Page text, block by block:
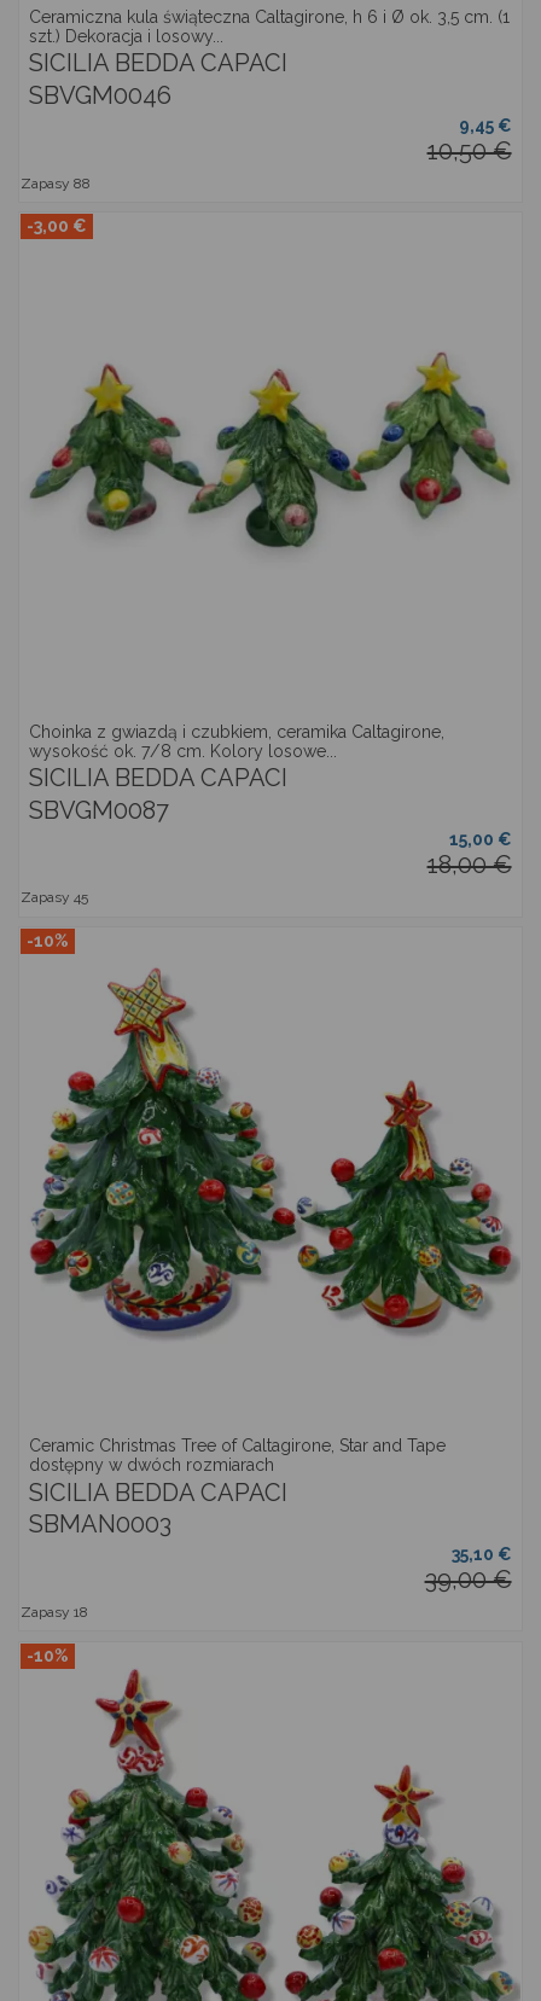
Ceramiczna kula świąteczna Caltagirone, h 6 i Ø ok. 3,5 cm. (1
szt.) Dekoracja i losowy...
SICILIA BEDDA CAPACI
SBVGM0046
9,45 €
10,50 €
Zapasy 88
-3,00 €
Choinka z gwiazdą i czubkiem, ceramika Caltagirone,
wysokość ok. 7/8 cm. Kolory losowe...
SICILIA BEDDA CAPACI
SBVGM0087
15,00 €
18,00 €
Zapasy 45
-10%
Ceramic Christmas Tree of Caltagirone, Star and Tape
dostępny w dwóch rozmiarach
SICILIA BEDDA CAPACI
SBMAN0003
35,10 €
39,00 €
Zapasy 18
-10%